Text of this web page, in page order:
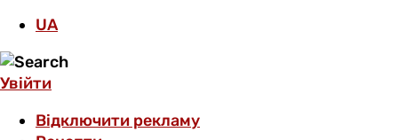
UA
Увійти
Відключити рекламу